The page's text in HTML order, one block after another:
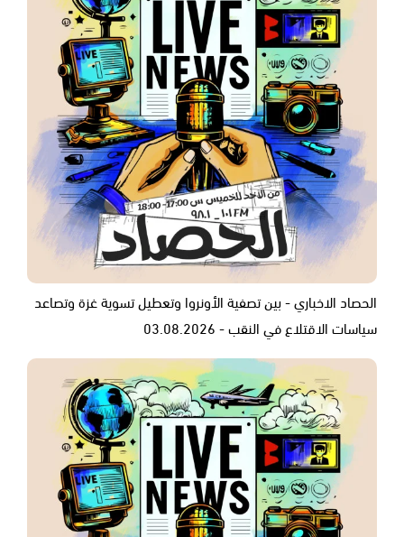
الحصاد الاخباري - بين تصفية الأونروا وتعطيل تسوية غزة وتصاعد
سياسات الاقتلاع في النقب - 03.08.2026